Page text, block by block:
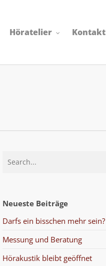
Höratelier Kontakt
Neueste Beiträge
Darfs ein bisschen mehr sein?
Messung und Beratung
Hörakustik bleibt geöffnet